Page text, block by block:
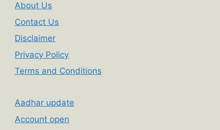
About Us
Contact Us
Disclaimer
Privacy Policy
Terms and Conditions
Aadhar update
Account open